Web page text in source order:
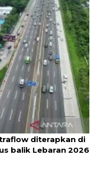
diterapkan di
balik Lebaran 2026